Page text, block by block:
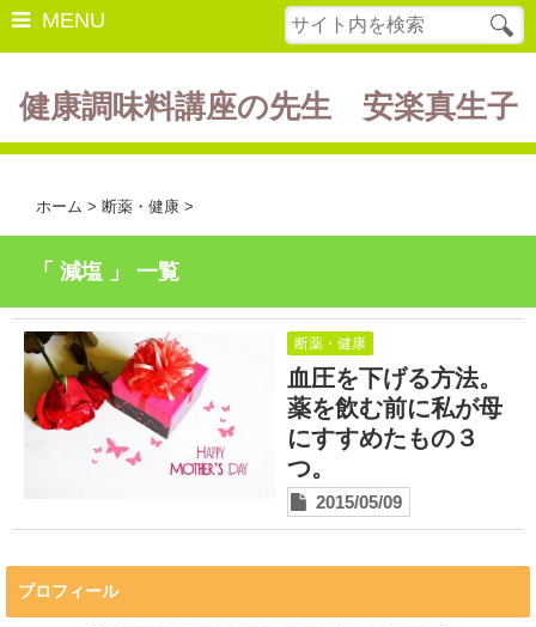
MENU
開催中の講座
ダイエット
レシピ
酵素ファスティング
断薬方法・体験談
マキコの気持ち
健康調味料講座の先生 安楽真生子
ホーム > 断薬・健康 >
「 減塩 」 一覧
断薬・健康
血圧を下げる方法。
薬を飲む前に私が母
にすすめたもの３
つ。
2015/05/09
プロフィール